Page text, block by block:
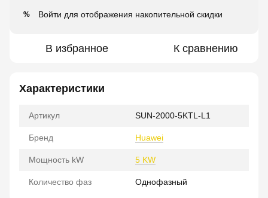
% Войти для отображения накопительной скидки
В избранное К сравнению
Характеристики
Артикул SUN-2000-5KTL-L1
Бренд Huawei
Мощность kW 5 KW
Количество фаз Однофазный